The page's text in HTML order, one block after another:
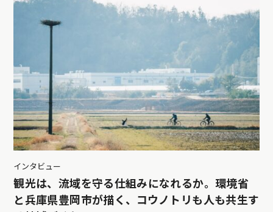
インタビュー
観光は、流域を守る仕組みになれるか。環境省
と兵庫県豊岡市が描く、コウノトリも人も共生す